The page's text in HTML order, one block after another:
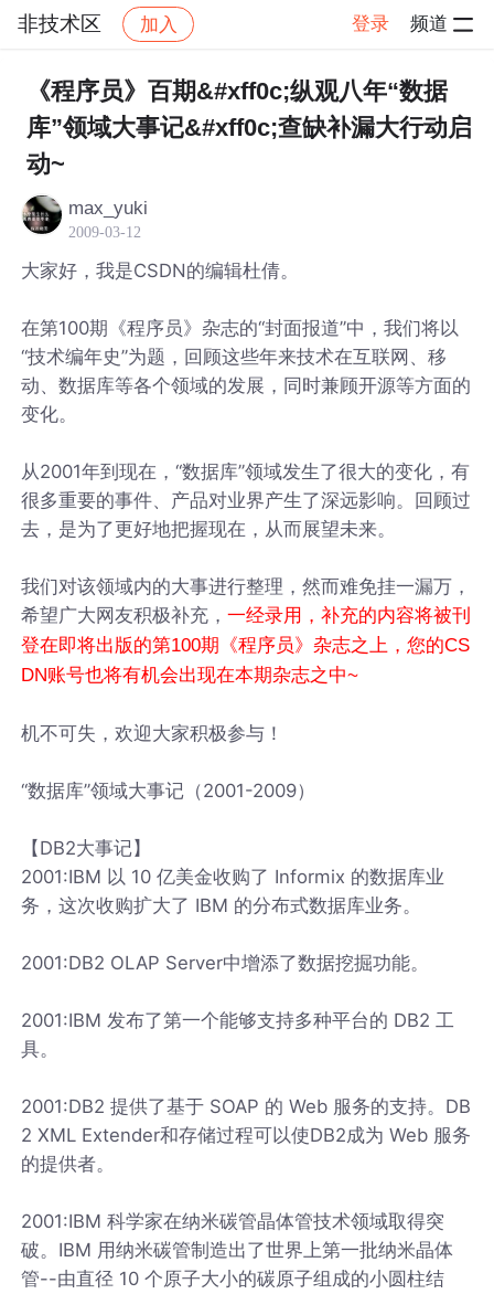
非技术区 加入 登录 频道
社区 非技术区 帖子详情
《程序员》百期&#xff0c;纵观八年“数据
库”领域大事记&#xff0c;查缺补漏大行动启
动~
max_yuki
2009-03-12
大家好，我是CSDN的编辑杜倩。
在第100期《程序员》杂志的“封面报道”中，我们将以
“技术编年史”为题，回顾这些年来技术在互联网、移
动、数据库等各个领域的发展，同时兼顾开源等方面的
变化。
从2001年到现在，“数据库”领域发生了很大的变化，有
很多重要的事件、产品对业界产生了深远影响。回顾过
去，是为了更好地把握现在，从而展望未来。
我们对该领域内的大事进行整理，然而难免挂一漏万，
希望广大网友积极补充，一经录用，补充的内容将被刊
登在即将出版的第100期《程序员》杂志之上，您的CS
DN账号也将有机会出现在本期杂志之中~
机不可失，欢迎大家积极参与！
“数据库”领域大事记（2001-2009）
【DB2大事记】
2001:IBM 以 10 亿美金收购了 Informix 的数据库业
务，这次收购扩大了 IBM 的分布式数据库业务。
2001:DB2 OLAP Server中增添了数据挖掘功能。
2001:IBM 发布了第一个能够支持多种平台的 DB2 工
具。
2001:DB2 提供了基于 SOAP 的 Web 服务的支持。DB
2 XML Extender和存储过程可以使DB2成为 Web 服务
的提供者。
2001:IBM 科学家在纳米碳管晶体管技术领域取得突
破。IBM 用纳米碳管制造出了世界上第一批纳米晶体
管--由直径 10 个原子大小的碳原子组成的小圆柱结